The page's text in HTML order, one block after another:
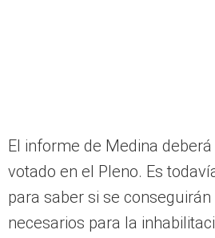
El informe de Medina
votado en el Pleno. Es
para saber si se
necesarios para la